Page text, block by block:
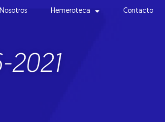
Nosotros Hemeroteca Contacto